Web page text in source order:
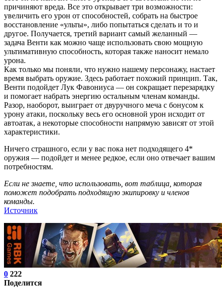
причиняют вреда. Все это открывает три возможности:
увеличить его урон от способностей, собрать на быстрое
восстановление «ульты», либо попытаться сделать и то и
другое. Получается, третий вариант самый желанный —
задача Венти как можно чаще использовать свою мощную
ультимативную способность, которая также наносит немало
урона.
Как только мы поняли, что нужно нашему персонажу, настает
время выбрать оружие. Здесь работает похожий принцип. Так,
Венти подойдет Лук Фавониуса — он сокращает перезарядку
и помогает набрать энергию остальным членам команды.
Разор, наоборот, выиграет от двуручного меча с бонусом к
урону атаки, поскольку весь его основной урон исходит от
автоатак, а некоторые способности напрямую зависят от этой
характеристики.
Ничего страшного, если у вас пока нет подходящего 4*
оружия — подойдет и менее редкое, если оно отвечает вашим
потребностям.
Если не знаете, что использовать, вот таблица, которая
поможет подобрать подходящую экипировку и членов
команды.
Источник
0 222
Поделится